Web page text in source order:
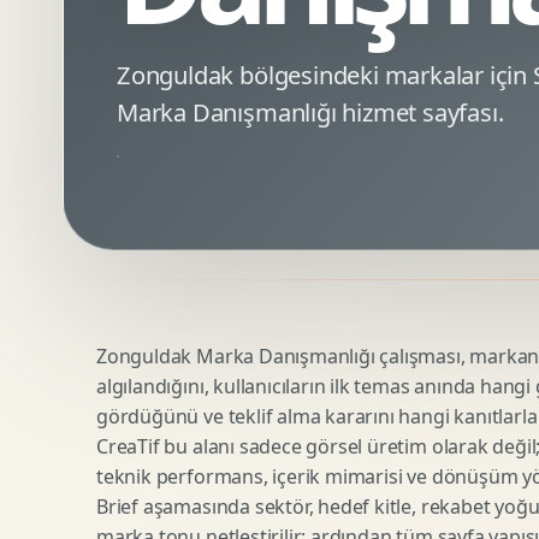
Minimal Logo Tasarimi
Amblem Tasarimi
Logo Revizyonu
Tipografik Logo Tasarimi
Startup Logo Tasarimi
Google Ads Reklam Tasarimi
Meta Ads Reklam Tasarimi
Kampanya Stratejisi
Performans Reklam Kreatifleri
SEO Denetimi
E Ticaret SEO
Urun Gorsellestirme
3D Reklam Gorseli
Cgi Kampanya Gorseli
Motion 3D
3D Karakter Tasarimi
Zonguldak bölgesindeki markalar için
Marka Danışmanlığı hizmet sayfası.
Zonguldak Marka Danışmanlığı çalışması,
algılandığını, kullanıcıların ilk temas anında
gördüğünü ve teklif alma kararını hangi
CreaTif bu alanı sadece görsel üretim olarak
teknik performans, içerik mimarisi ve dönüşüm
Brief aşamasında sektör, hedef kitle, rekabet